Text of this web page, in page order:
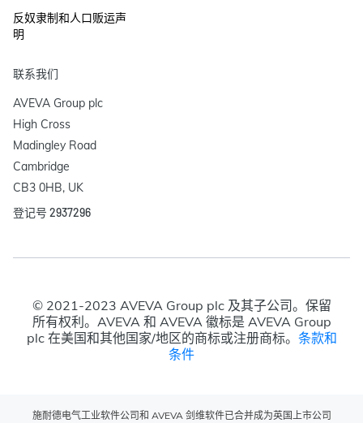
反奴隶制和人口贩运声
明
联系我们
AVEVA Group plc
High Cross
Madingley Road
Cambridge
CB3 0HB, UK
登记号 2937296
© 2021-2023 AVEVA Group plc 及其子公司。保留
所有权利。AVEVA 和 AVEVA 徽标是 AVEVA Group
plc 在美国和其他国家/地区的商标或注册商标。 条款和
条件
施耐德电气工业软件公司和 AVEVA 剑维软件已合并成为英国上市公司